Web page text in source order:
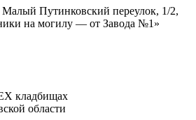
Путинковский переулок, 1/2,
на могилу — от Завода №1»
кладбищах
области